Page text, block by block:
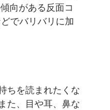
向がある反面コ
でバリバリに加
ちを読まれたくな
た、目や耳、鼻な